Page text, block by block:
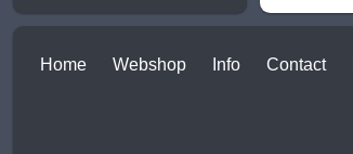
Home Webshop Info Contact